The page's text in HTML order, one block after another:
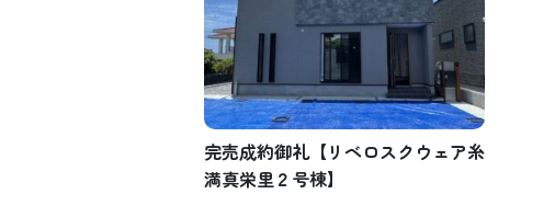
完売成約御礼【リベロスクウェア糸
満真栄里２号棟】